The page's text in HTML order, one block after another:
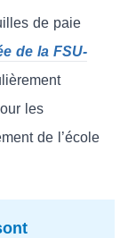
de paie
de la FSU-
les
de l’école